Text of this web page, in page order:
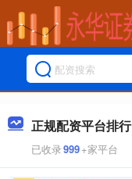
正规配资平台排行
已收录999+家平台